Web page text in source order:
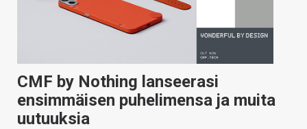
CMF by Nothing lanseerasi
ensimmäisen puhelimensa ja muita
uutuuksia